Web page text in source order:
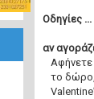
Οδηγίες ...
αν
Αφήνετε
το δώρο,